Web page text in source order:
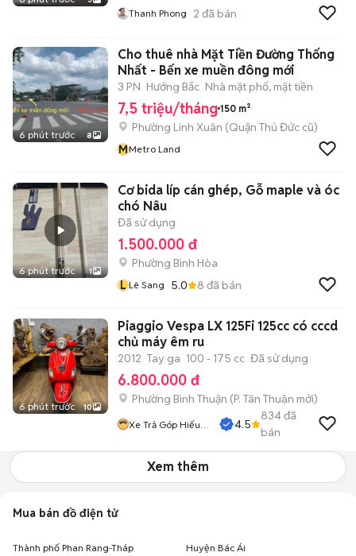
Thanh Phong 2 đã bán
6 phút trước 8
Cho thuê nhà Mặt Tiền Đường Thống
Nhất - Bến xe muền đông mới
3 PN Hướng Bắc Nhà mặt phố, mặt tiền
7,5 triệu/tháng 150 m²
Phường Linh Xuân (Quận Thủ Đức cũ)
MMetro Land
6 phút trước 1
Cơ bida líp cán ghép, Gỗ maple và óc
chó Nâu
Đã sử dụng
1.500.000 đ
Phường Bình Hòa
L Lê Sang 5.0 8 đã bán
6 phút trước 10
Piaggio Vespa LX 125Fi 125cc có cccd
chủ máy êm ru
2012 Tay ga 100 - 175 cc Đã sử dụng
6.800.000 đ
Phường Bình Thuận (P. Tân Thuận mới)
Xe Trả Góp Hiếu
4.5
834đã
bán
Xem thêm
Mua bán đồ điện tử
Thành phố Phan Rang-Tháp
Huyện Bác Ái